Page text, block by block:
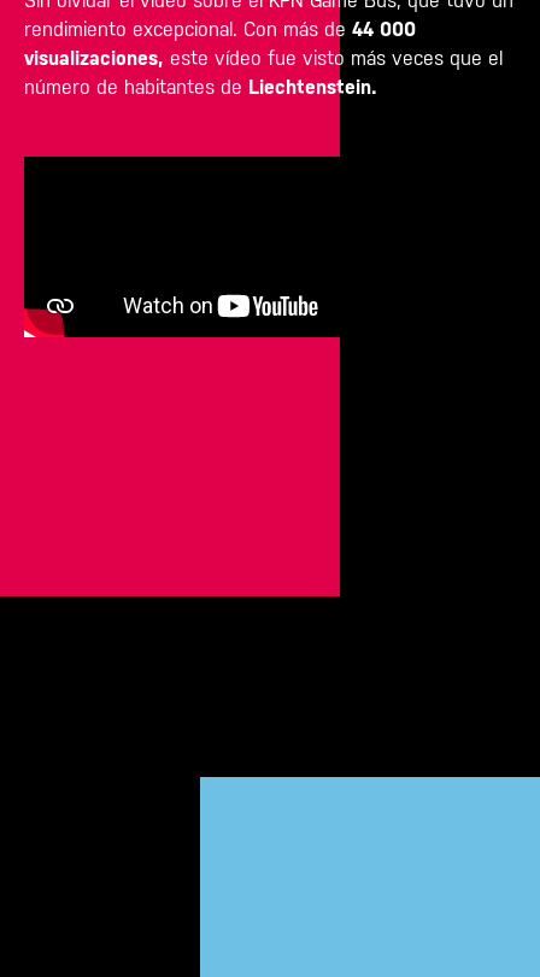
rendimiento excepcional. Con más de 44 000
visualizaciones, este vídeo fue visto más veces que el
número de habitantes de Liechtenstein.